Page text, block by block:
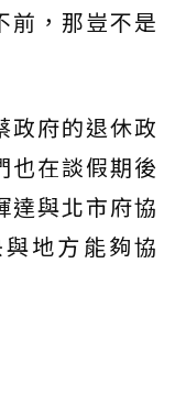
前，那豈不是
政府的退休政
也在談假期後
達與北市府協
地方能夠協